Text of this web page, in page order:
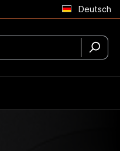
Deutsch